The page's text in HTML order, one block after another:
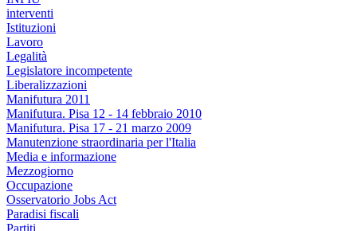
interventi
Istituzioni
Lavoro
Legalità
Legislatore incompetente
Liberalizzazioni
Manifutura 2011
Manifutura. Pisa 12 - 14 febbraio 2010
Manifutura. Pisa 17 - 21 marzo 2009
Manutenzione straordinaria per l'Italia
Media e informazione
Mezzogiorno
Occupazione
Osservatorio Jobs Act
Paradisi fiscali
Partiti